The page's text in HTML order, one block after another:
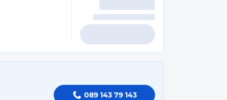
089 143 79 143